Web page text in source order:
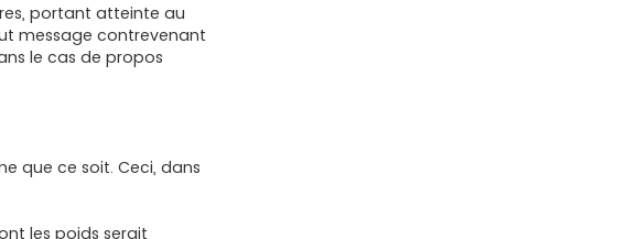
portant atteinte au
message contrevenant
le cas de propos
que ce soit. Ceci, dans
les poids serait